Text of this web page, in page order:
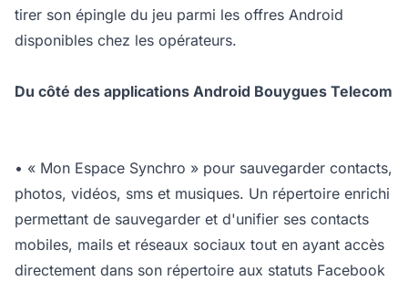
tirer son épingle du jeu parmi les offres Android
disponibles chez les opérateurs.
Du côté des applications Android Bouygues Telecom
• « Mon Espace Synchro » pour sauvegarder contacts,
photos, vidéos, sms et musiques. Un répertoire enrichi
permettant de sauvegarder et d'unifier ses contacts
mobiles, mails et réseaux sociaux tout en ayant accès
directement dans son répertoire aux statuts Facebook